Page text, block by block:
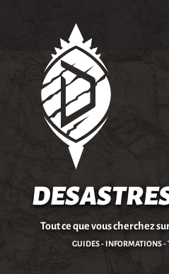
Tout ce que vous cherchez
GUIDES - INFORMATIONS -